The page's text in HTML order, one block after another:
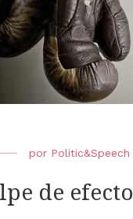
por Politic&Speech
de efecto